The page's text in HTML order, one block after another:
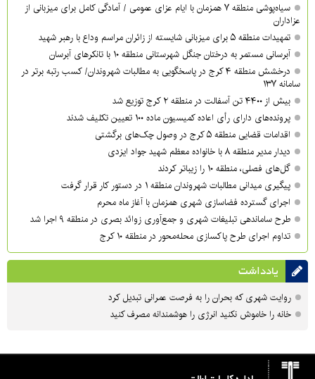
سیاه‌پوشی منطقه ۷ همزمان با ایام عزای عمومی / آمادگی کامل برای میزبانی از
عزاداران
تمهیدات منطقه ۵ برای میزبانی شایسته از زائران مراسم وداع با رهبر شهید
آبرسانی مستمر به درختان جنگل شهرستانی منطقه ۱۰ با تانکرهای آبرسان
درخشش منطقه ۴ کرج در پاسخگویی به مطالبات شهروندان/ کسب رتبه برتر در
سامانه ۱۳۷
بیش از ۴۴۰۰ تن آسفالت در منطقه ۲ کرج توزیع شد
پرونده‌های دارای رأی اعاده کمیسیون ماده ۱۰۰ تعیین تکلیف شدند
اقدامات قضایی منطقه ۵ کرج در وصول چک‌های برگشتی
دیدار مدیر منطقه ۸ با خانواده معظم شهید جواد ایزدی
گل‌های فصلی، منطقه ۱۰ را زیباتر کردند
پیگیری میدانی مطالبات شهروندان منطقه ۱ در دستور کار قرار گرفت
اجرای گسترده فضاسازی شهری همزمان با آغاز ماه محرم
طرح ساماندهی تبلیغات شهری و جمع‌آوری زوائد بصری در منطقه ۹ اجرا شد
تداوم اجرای طرح پاکسازی محله‌محور در منطقه ۱۰ کرج
یادداشت
روایت شهری که بحران را به فرصت عمرانی تبدیل کرد
خانه را خاموش نکنید انرژی را هوشمندانه مصرف کنید